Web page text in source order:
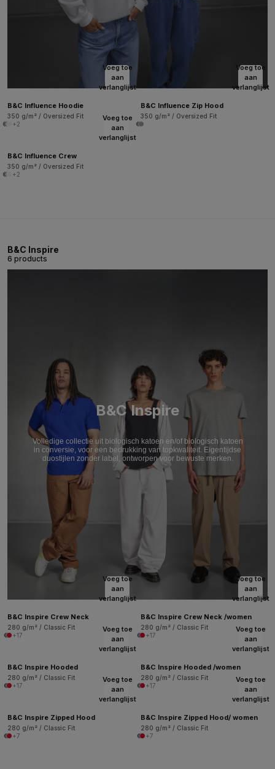
Voeg toe
aan
verlanglijst
B&C Influence Hoodie
350 g/m² / Oversized Fit
+2
Voeg toe
aan
verlanglijst
B&C Influence Zip Hood
350 g/m² / Oversized Fit
Voeg toe
aan
verlanglijst
B&C Influence Crew
350 g/m² / Oversized Fit
+2
B&C Inspire
6 products
B&C Inspire
Volledige collectie uit biologisch katoen en/of biologisch katoen
in conversie, voor een bedrukking van topkwaliteit. Eigentijdse
duostijlen zonder label, ontworpen voor bewuste merken.
Voeg toe
aan
verlanglijst
B&C Inspire Crew Neck
280 g/m² / Classic Fit
+17
Voeg toe
aan
verlanglijst
B&C Inspire Crew Neck /women
280 g/m² / Classic Fit
+17
Voeg toe
aan
verlanglijst
B&C Inspire Hooded
280 g/m² / Classic Fit
+17
Voeg toe
aan
verlanglijst
B&C Inspire Hooded /women
280 g/m² / Classic Fit
+17
Voeg toe
aan
verlanglijst
B&C Inspire Zipped Hood
280 g/m² / Classic Fit
+7
Voeg toe
aan
verlanglijst
B&C Inspire Zipped Hood/ women
280 g/m² / Classic Fit
+7